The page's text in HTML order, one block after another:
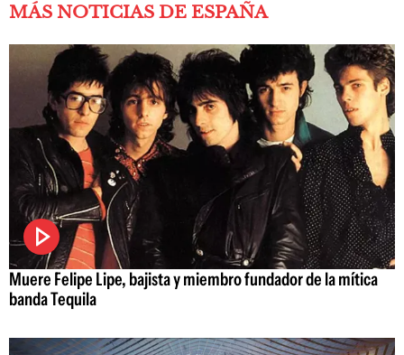
MÁS NOTICIAS DE ESPAÑA
Muere Felipe Lipe, bajista y miembro fundador de la mítica
banda Tequila